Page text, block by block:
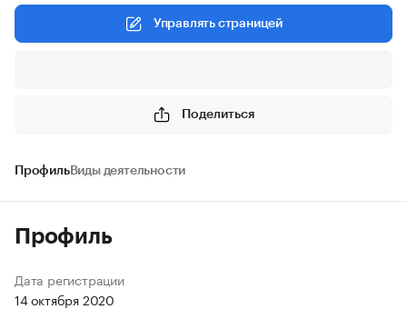
Управлять страницей
Поделиться
ПрофильВиды деятельности
Профиль
Дата регистрации
14 октября 2020